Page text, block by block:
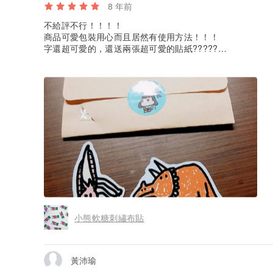
8 年前
不給評不行！！！！
商品可愛包裝用心而且居然有使用方法！！！
字還超可愛的，還送兩張超可愛的貼紙?????
小熊軟糖刺繡布貼
黃沛瑜